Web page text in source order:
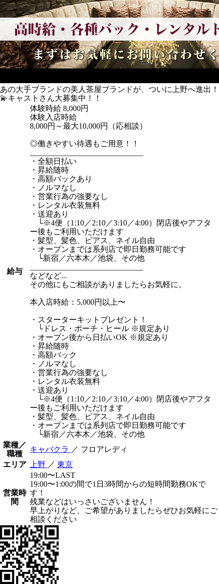
あの大手ブランドの美人茶屋ブランドが、ついに上野へ進出！
💫キャストさん大募集中！！
給与
体験時給 8,000円
体験入店時給
8,000円～最大10,000円（応相談）
◎働きやすい待遇もご用意！！
・全額日払い
・昇給随時
・高額バックあり
・ノルマなし
・営業行為の強要なし
・レンタル衣装無料
・送迎あり
└※4便（1:10／2:10／3:10／4:00）閉店後やアフタ
ー後もご利用いただけます
・髪型、髪色、ピアス、ネイル自由
・オープンまでは系列店で即日勤務可能です
└新宿／六本木／池袋、その他
などなど...
その他にもご相談がありましたらお気軽に。
本入店時給：5,000円以上〜
・スターターキットプレゼント！
└ドレス・ポーチ・ヒール ※規定あり
・オープン後から日払いOK ※規定あり
・昇給随時
・高額バック
・ノルマなし
・営業行為の強要なし
・レンタル衣装無料
・送迎あり
└※4便（1:10／2:10／3:10／4:00）閉店後やアフタ
ー後もご利用いただけます
・髪型、髪色、ピアス、ネイル自由
・オープンまでは系列店で即日勤務可能です
└新宿／六本木／池袋、その他
業種／
職種
キャバクラ ／ フロアレディ
エリア
上野 ／ 東京
営業時
間
19:00〜LAST
19:00〜1:00の間で1日3時間からの短時間勤務OKで
す！
残業などはいっさいございません！
早上がりなど、ご希望がありましたらぜひお気軽にご
相談ください